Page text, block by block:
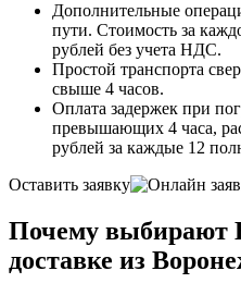
Дополнительные
пути. Стоимость за
рублей без учета НДС.
Простой транспорта
свыше 4 часов.
Оплата задержек при
превышающих 4 часа,
рублей за каждые 12
Оставить заявку
Почему выбирают
доставке из